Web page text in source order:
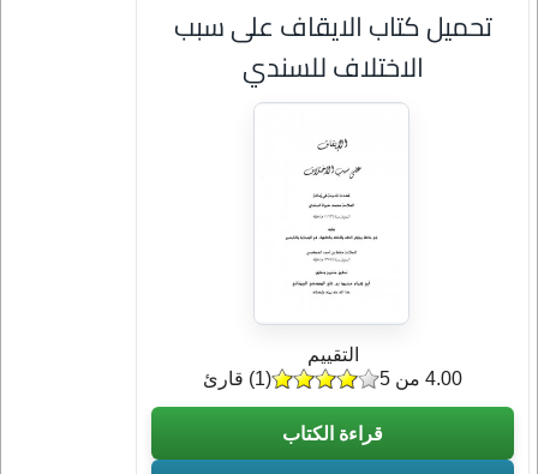
تحميل كتاب الايقاف على سبب
الاختلاف للسندي
التقييم
(
1) قارئ 4.00 من 5
قراءة الكتاب